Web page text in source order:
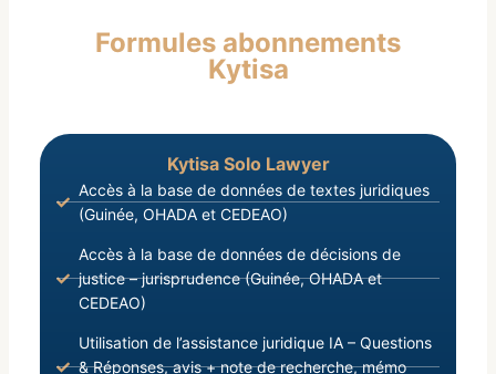
Formules abonnements
Kytisa
Kytisa Solo Lawyer
Accès à la base de données de textes juridiques
(Guinée, OHADA et CEDEAO)
Accès à la base de données de décisions de
justice – jurisprudence (Guinée, OHADA et
CEDEAO)
Utilisation de l’assistance juridique IA – Questions
& Réponses, avis + note de recherche, mémo